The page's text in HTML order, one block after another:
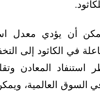
في الكاثود إلى
استنفاد المعادن
السوق العالمية،